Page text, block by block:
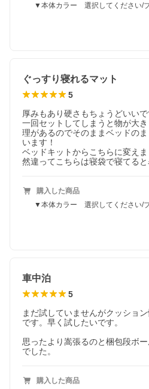
▼本体カラー 選択してください/
ぐっすり寝れるマット
5
厚みもあり硬さもちょうどいいで
一回セットしてしまうと物が大
理があるのでそのままベッドの
います！
ベッドキットからこちらに変え
然違ってこちらは寝袋で寝てる
購入した商品
▼本体カラー 選択してください/
車中泊
5
まだ試していませんがクッショ
です。早く試したいです。
思ったより嵩張るのと梱包段ボ
でした。
購入した商品